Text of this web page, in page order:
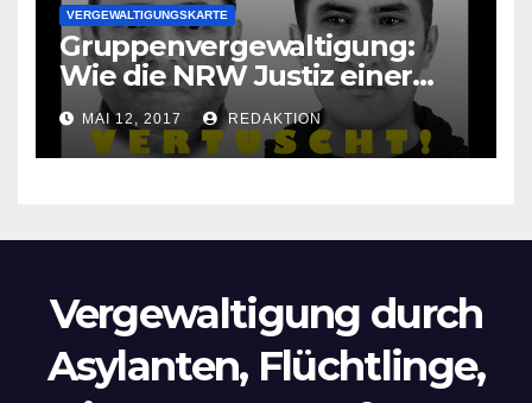
VERGEWALTIGUNGSKARTE
Gruppenvergewaltigung:
Wie die NRW Justiz einer
Lokalzeitung verbietet diese
Bilder zu veröffentlichen
MAI 12, 2017 REDAKTION
Vergewaltigung durch
Asylanten, Flüchtlinge,